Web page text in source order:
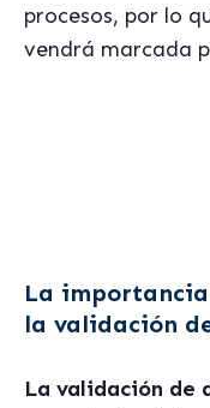
procesos, por lo
vendrá marcada
La
la validación
La validación de